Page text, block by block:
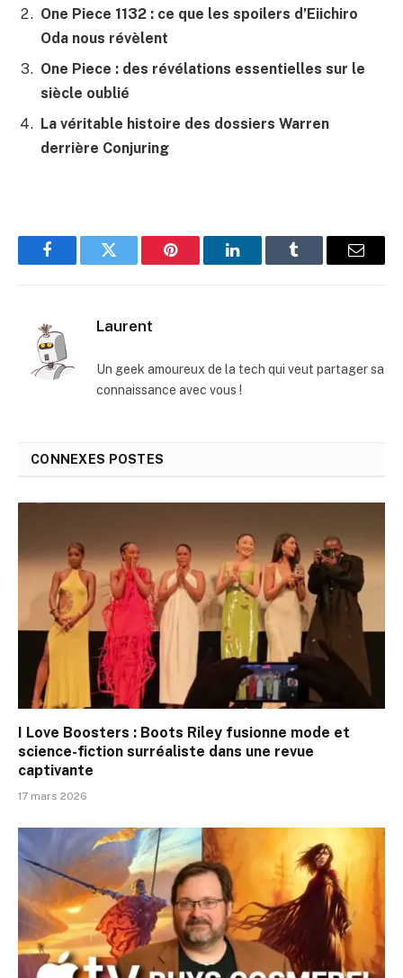
One Piece 1132 : ce que les spoilers d’Eiichiro
Oda nous révèlent
One Piece : des révélations essentielles sur le
siècle oublié
La véritable histoire des dossiers Warren
derrière Conjuring
FacebookTwitter Pinterest LinkedInTumblr
E-
Laurent
Un geek amoureux de la tech qui veut partager sa
connaissance avec vous !
CONNEXES POSTES
I Love Boosters : Boots Riley fusionne mode et
science-fiction surréaliste dans une revue
captivante
17 mars 2026